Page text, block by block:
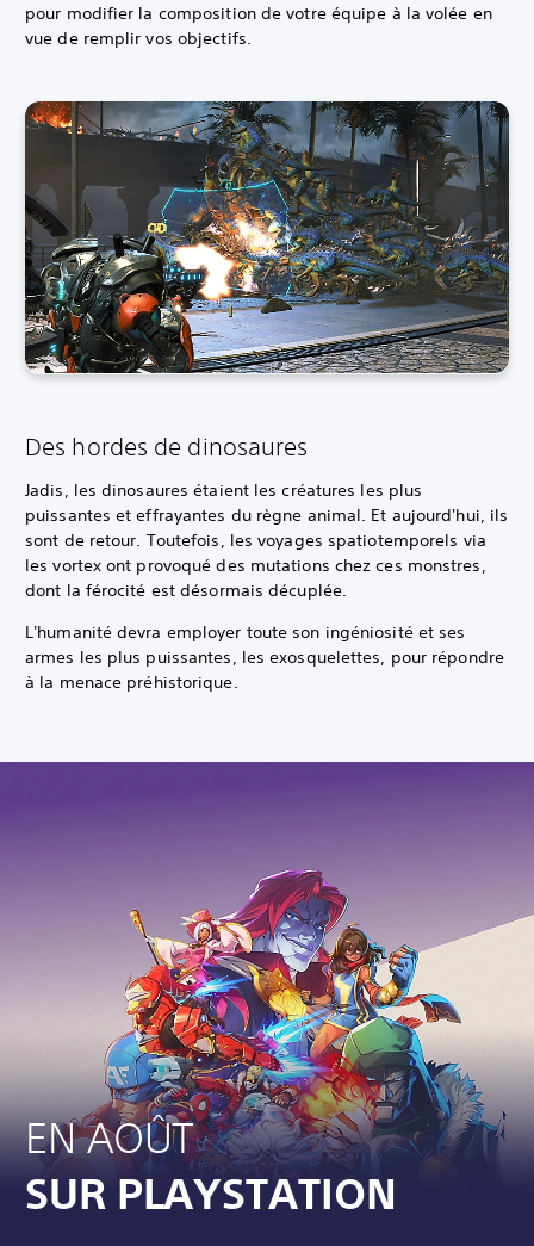
pour modifier la composition de votre équipe à la volée en
vue de remplir vos objectifs.
Des hordes de dinosaures
Jadis, les dinosaures étaient les créatures les plus
puissantes et effrayantes du règne animal. Et aujourd'hui, ils
sont de retour. Toutefois, les voyages spatiotemporels via
les vortex ont provoqué des mutations chez ces monstres,
dont la férocité est désormais décuplée.
L'humanité devra employer toute son ingéniosité et ses
armes les plus puissantes, les exosquelettes, pour répondre
à la menace préhistorique.
EN AOÛT
SUR PLAYSTATION